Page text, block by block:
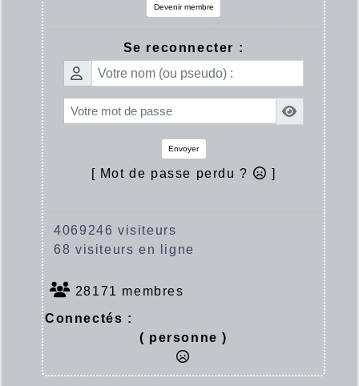
Devenir membre
Se reconnecter :
Envoyer
[ Mot de passe perdu ? ]
4069246 visiteurs
68 visiteurs en ligne
28171 membres
Connectés :
( personne )